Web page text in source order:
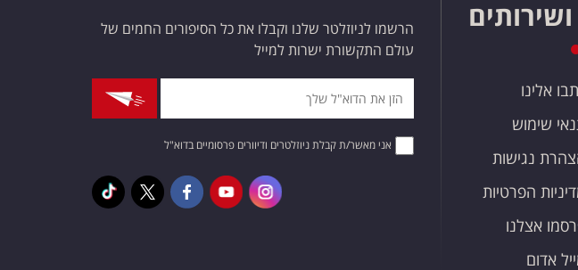
ושירותים
אלינו
שימוש
נגישות
הפרטיות
אצלנו
אדום
הרשמו לניוזלטר שלנו וקבלו את כל הסיפורים החמים של
עולם התקשורת ישרות למייל
אני מאשר/ת קבלת ניוזלטרים ודיוורים פרסומיים בדוא"ל